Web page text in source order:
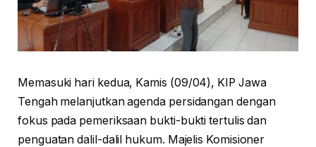
Memasuki hari kedua, Kamis (09/04), KIP Jawa
Tengah melanjutkan agenda persidangan dengan
fokus pada pemeriksaan bukti-bukti tertulis dan
penguatan dalil-dalil hukum. Majelis Komisioner